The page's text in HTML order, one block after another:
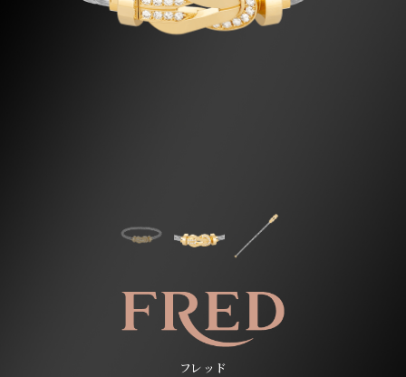
フレッド